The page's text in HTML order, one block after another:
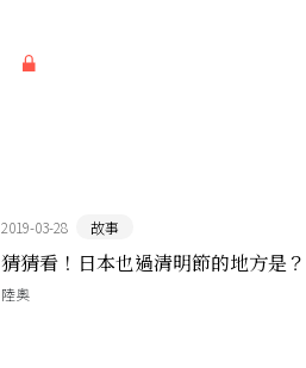
2019-03-28 故事
猜猜看！日本也過清明節的地方是？
陸奧